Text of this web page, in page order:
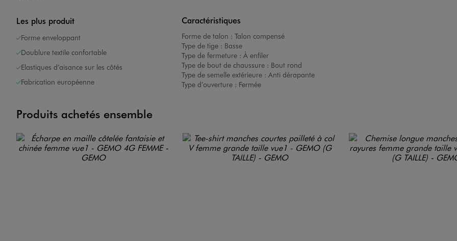
Les plus produit
Forme enveloppant
Doublure textile confortable
Elastiques d’aisance sur les côtés
Fabrication européenne
Caractéristiques
Forme de talon : Talon compensé
Type de tige : Basse
Type de fermeture : À enfiler
Type de bout de chaussure : Bout rond
Type de semelle extérieure : Anti dérapante
Type d’ouverture : Fermée
Produits achetés ensemble